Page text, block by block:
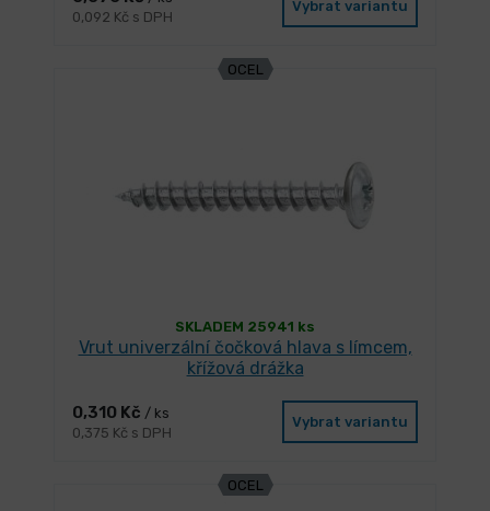
0,092 Kč s DPH
Vybrat variantu
OCEL
SKLADEM 25941 ks
Vrut univerzální čočková hlava s límcem,
křížová drážka
0,310 Kč / ks
0,375 Kč s DPH
Vybrat variantu
OCEL